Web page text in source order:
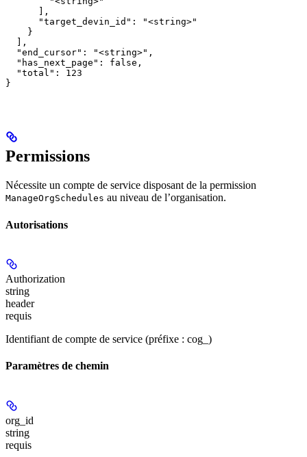
      ],
      "target_devin_id": "<string>"
    }
  ],
  "end_cursor": "<string>",
  "has_next_page": false,
  "total": 123
}
Permissions
Nécessite un compte de service disposant de la permission
ManageOrgSchedules au niveau de l’organisation.
Autorisations
Authorization
string
header
requis
Identifiant de compte de service (préfixe : cog_)
Paramètres de chemin
org_id
string
requis